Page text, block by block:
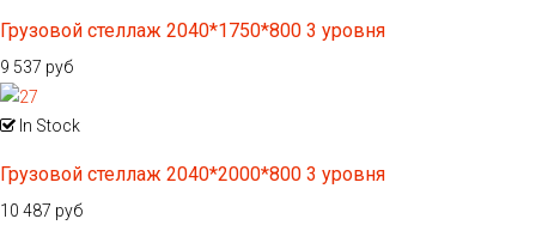
Грузовой стеллаж 2040*1750*800 3 уровня
9 537 руб
In Stock
Грузовой стеллаж 2040*2000*800 3 уровня
10 487 руб